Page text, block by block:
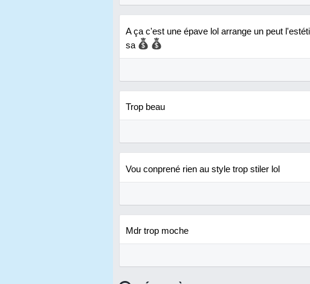
A ça c'est une épave lol arrange un peut
sa
Trop beau
Vou conprené rien au style trop stiler lol
Mdr trop moche